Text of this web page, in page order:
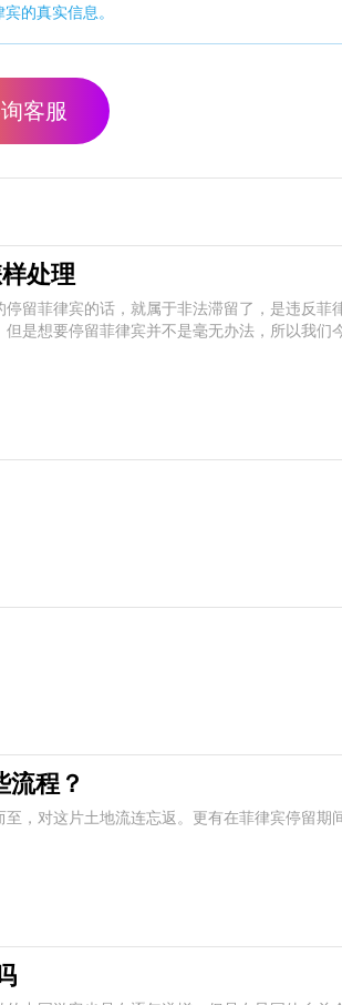
的真实信息。
客服
处理
留菲律宾的话，就属于非法滞留了，是违反菲
是想要停留菲律宾并不是毫无办法，所以我们
流程？
，对这片土地流连忘返。更有在菲律宾停留期